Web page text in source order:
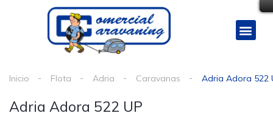
Inicio Flota Adria Caravanas Adria Adora 522
Adria Adora 522 UP